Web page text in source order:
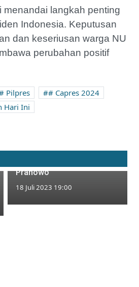
menandai langkah penting
Indonesia. Keputusan
dan keseriusan warga NU
perubahan positif
Pilpres
# Capres 2024
Hari Ini
Pranowo
18 Juli 2023 19:00